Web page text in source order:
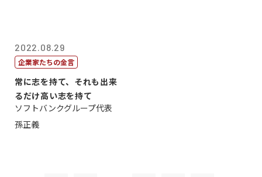
2022.08.29
企業家たちの金言
常に志を持て、それも出来
るだけ高い志を持て
ソフトバンクグループ代表
孫正義